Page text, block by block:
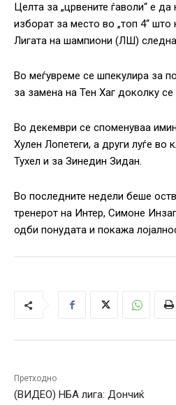
Целта за „црвените ѓаволи“ е да
изборат за место во „топ 4“ што
Лигата на шампиони (ЛШ)
Во меѓувреме се шпекулира за
за замена на Тен Хаг доколку
Во декември се споменуваа
Хулен Лопетеги, а други луѓе во
Тухел и за Зинедин Зидан.
Во последните недели беше
тренерот на Интер, Симоне
одби понудата и покажа
Претходно
(ВИДЕО) НБА лига: Дончиќ